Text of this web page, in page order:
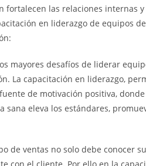
fortalecen las relaciones internas
en liderazgo de equipos
mayores desafíos de liderar
La capacitación en liderazgo,
de motivación positiva,
sana eleva los estándares,
de ventas no solo debe conocer